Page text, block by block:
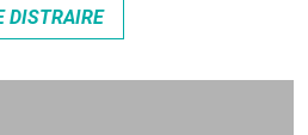
DISTRAIRE